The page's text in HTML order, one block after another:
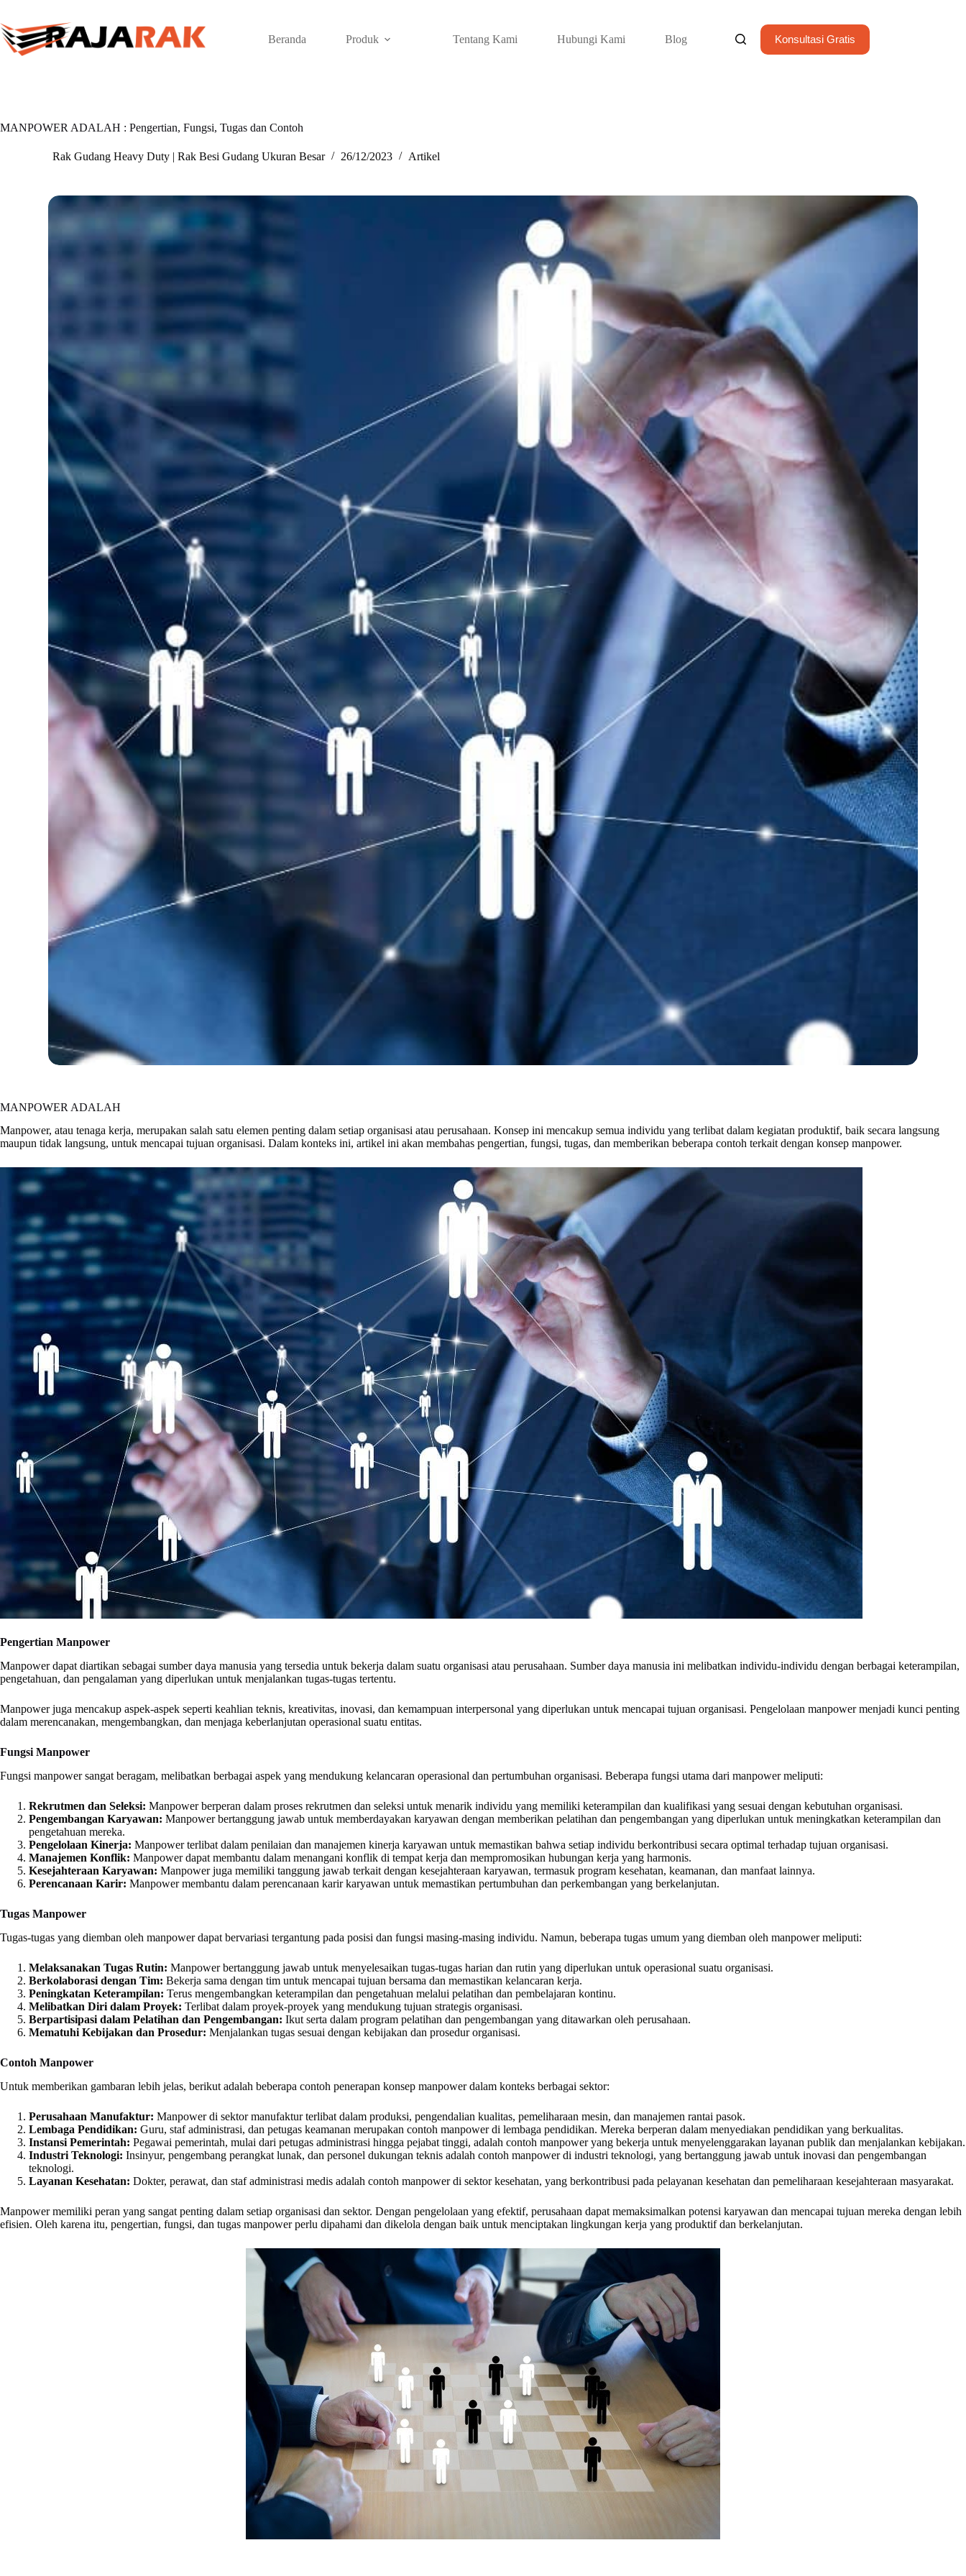
content
Beranda Produk Tentang Kami Hubungi Kami Blog Konsultasi Gratis
MANPOWER ADALAH : Pengertian, Fungsi, Tugas dan Contoh
Rak Gudang Heavy Duty | Rak Besi Gudang Ukuran Besar 26/12/2023 Artikel
MANPOWER ADALAH
Manpower, atau tenaga kerja, merupakan salah satu elemen penting dalam setiap organisasi atau perusahaan. Konsep ini mencakup semua individu yang terlibat dalam kegiatan produktif, baik secara langsung
maupun tidak langsung, untuk mencapai tujuan organisasi. Dalam konteks ini, artikel ini akan membahas pengertian, fungsi, tugas, dan memberikan beberapa contoh terkait dengan konsep manpower.
Pengertian Manpower
Manpower dapat diartikan sebagai sumber daya manusia yang tersedia untuk bekerja dalam suatu organisasi atau perusahaan. Sumber daya manusia ini melibatkan individu-individu dengan berbagai keterampilan,
pengetahuan, dan pengalaman yang diperlukan untuk menjalankan tugas-tugas tertentu.
Manpower juga mencakup aspek-aspek seperti keahlian teknis, kreativitas, inovasi, dan kemampuan interpersonal yang diperlukan untuk mencapai tujuan organisasi. Pengelolaan manpower menjadi kunci penting
dalam merencanakan, mengembangkan, dan menjaga keberlanjutan operasional suatu entitas.
Fungsi Manpower
Fungsi manpower sangat beragam, melibatkan berbagai aspek yang mendukung kelancaran operasional dan pertumbuhan organisasi. Beberapa fungsi utama dari manpower meliputi:
Rekrutmen dan Seleksi: Manpower berperan dalam proses rekrutmen dan seleksi untuk menarik individu yang memiliki keterampilan dan kualifikasi yang sesuai dengan kebutuhan organisasi.
Pengembangan Karyawan: Manpower bertanggung jawab untuk memberdayakan karyawan dengan memberikan pelatihan dan pengembangan yang diperlukan untuk meningkatkan keterampilan dan
pengetahuan mereka.
Pengelolaan Kinerja: Manpower terlibat dalam penilaian dan manajemen kinerja karyawan untuk memastikan bahwa setiap individu berkontribusi secara optimal terhadap tujuan organisasi.
Manajemen Konflik: Manpower dapat membantu dalam menangani konflik di tempat kerja dan mempromosikan hubungan kerja yang harmonis.
Kesejahteraan Karyawan: Manpower juga memiliki tanggung jawab terkait dengan kesejahteraan karyawan, termasuk program kesehatan, keamanan, dan manfaat lainnya.
Perencanaan Karir: Manpower membantu dalam perencanaan karir karyawan untuk memastikan pertumbuhan dan perkembangan yang berkelanjutan.
Tugas Manpower
Tugas-tugas yang diemban oleh manpower dapat bervariasi tergantung pada posisi dan fungsi masing-masing individu. Namun, beberapa tugas umum yang diemban oleh manpower meliputi:
Melaksanakan Tugas Rutin: Manpower bertanggung jawab untuk menyelesaikan tugas-tugas harian dan rutin yang diperlukan untuk operasional suatu organisasi.
Berkolaborasi dengan Tim: Bekerja sama dengan tim untuk mencapai tujuan bersama dan memastikan kelancaran kerja.
Peningkatan Keterampilan: Terus mengembangkan keterampilan dan pengetahuan melalui pelatihan dan pembelajaran kontinu.
Melibatkan Diri dalam Proyek: Terlibat dalam proyek-proyek yang mendukung tujuan strategis organisasi.
Berpartisipasi dalam Pelatihan dan Pengembangan: Ikut serta dalam program pelatihan dan pengembangan yang ditawarkan oleh perusahaan.
Mematuhi Kebijakan dan Prosedur: Menjalankan tugas sesuai dengan kebijakan dan prosedur organisasi.
Contoh Manpower
Untuk memberikan gambaran lebih jelas, berikut adalah beberapa contoh penerapan konsep manpower dalam konteks berbagai sektor:
Perusahaan Manufaktur: Manpower di sektor manufaktur terlibat dalam produksi, pengendalian kualitas, pemeliharaan mesin, dan manajemen rantai pasok.
Lembaga Pendidikan: Guru, staf administrasi, dan petugas keamanan merupakan contoh manpower di lembaga pendidikan. Mereka berperan dalam menyediakan pendidikan yang berkualitas.
Instansi Pemerintah: Pegawai pemerintah, mulai dari petugas administrasi hingga pejabat tinggi, adalah contoh manpower yang bekerja untuk menyelenggarakan layanan publik dan menjalankan kebijakan.
Industri Teknologi: Insinyur, pengembang perangkat lunak, dan personel dukungan teknis adalah contoh manpower di industri teknologi, yang bertanggung jawab untuk inovasi dan pengembangan
teknologi.
Layanan Kesehatan: Dokter, perawat, dan staf administrasi medis adalah contoh manpower di sektor kesehatan, yang berkontribusi pada pelayanan kesehatan dan pemeliharaan kesejahteraan masyarakat.
Manpower memiliki peran yang sangat penting dalam setiap organisasi dan sektor. Dengan pengelolaan yang efektif, perusahaan dapat memaksimalkan potensi karyawan dan mencapai tujuan mereka dengan lebih
efisien. Oleh karena itu, pengertian, fungsi, dan tugas manpower perlu dipahami dan dikelola dengan baik untuk menciptakan lingkungan kerja yang produktif dan berkelanjutan.